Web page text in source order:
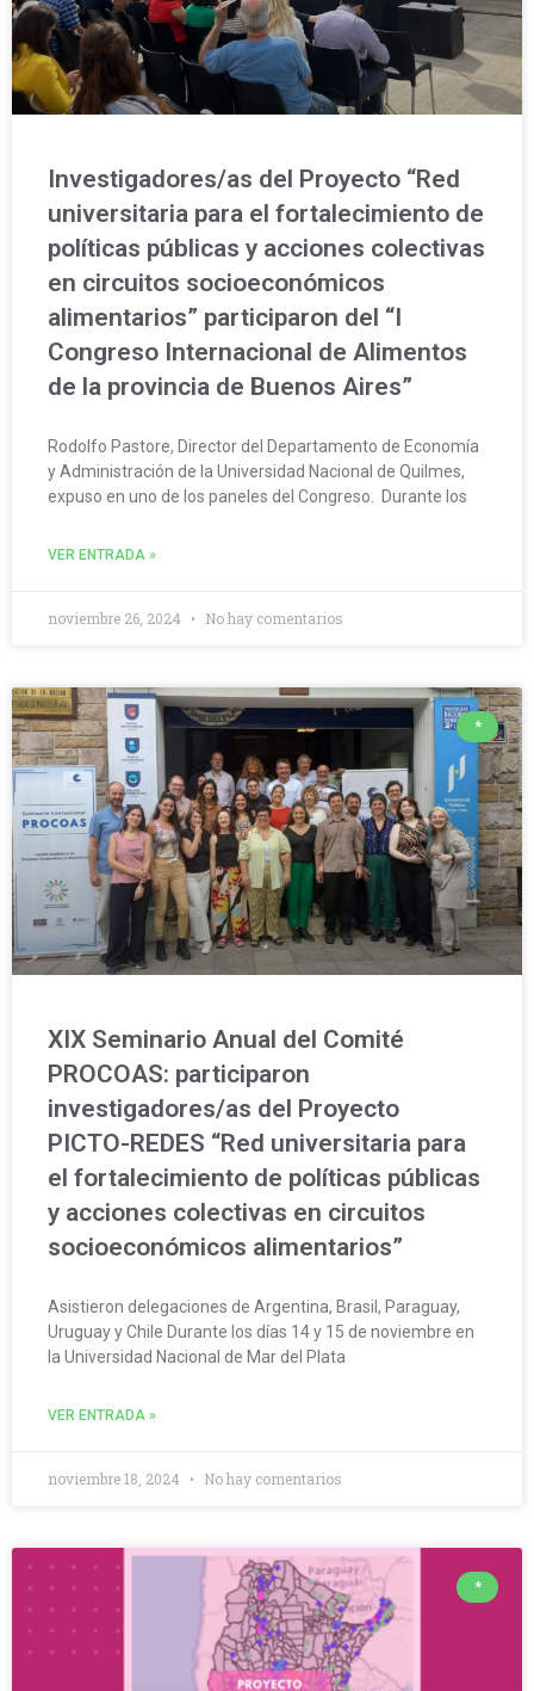
Investigadores/as del Proyecto “Red
universitaria para el fortalecimiento de
políticas públicas y acciones colectivas
en circuitos socioeconómicos
alimentarios” participaron del “I
Congreso Internacional de Alimentos
de la provincia de Buenos Aires”
Rodolfo Pastore, Director del Departamento de Economía
y Administración de la Universidad Nacional de Quilmes,
expuso en uno de los paneles del Congreso. Durante los
VER ENTRADA »
noviembre 26, 2024 No hay comentarios
*
XIX Seminario Anual del Comité
PROCOAS: participaron
investigadores/as del Proyecto
PICTO-REDES “Red universitaria para
el fortalecimiento de políticas públicas
y acciones colectivas en circuitos
socioeconómicos alimentarios”
Asistieron delegaciones de Argentina, Brasil, Paraguay,
Uruguay y Chile Durante los días 14 y 15 de noviembre en
la Universidad Nacional de Mar del Plata
VER ENTRADA »
noviembre 18, 2024 No hay comentarios
*